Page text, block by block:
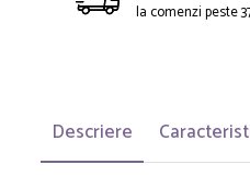
la comenzi peste
Descriere